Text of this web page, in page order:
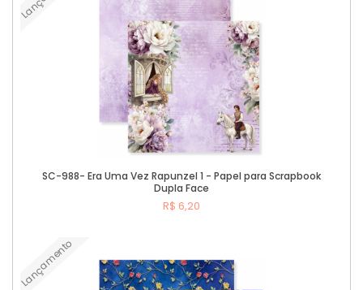
SC-988- Era Uma Vez Rapunzel 1 - Papel para Scrapbook
Dupla Face
R$ 6,20
Lançamento